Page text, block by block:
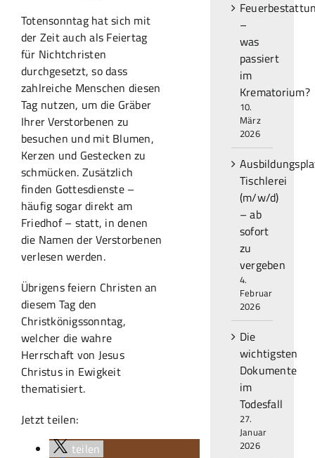
Totensonntag hat sich mit
der Zeit auch als Feiertag
für Nichtchristen
durchgesetzt, so dass
zahlreiche Menschen diesen
Tag nutzen, um die Gräber
Ihrer Verstorbenen zu
besuchen und mit Blumen,
Kerzen und Gestecken zu
schmücken. Zusätzlich
finden Gottesdienste –
häufig sogar direkt am
Friedhof – statt, in denen
die Namen der Verstorbenen
verlesen werden.
Übrigens feiern Christen an
diesem Tag den
Christkönigssonntag,
welcher die wahre
Herrschaft von Jesus
Christus in Ewigkeit
thematisiert.
Jetzt teilen:
teilen
–
was
passiert
im
Krematorium?
10.
März
2026
Tischlerei
(m/w/d)
– ab
sofort
zu
vergeben
4.
Februar
2026
Die
wichtigsten
Dokumente
im
Todesfall
27.
Januar
2026